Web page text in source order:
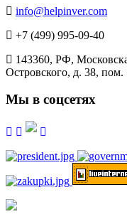
info@helpinver.com
+7 (499) 995-09-40
143360, РФ,
Островского, д. 38, пом.
Мы в соцсетях